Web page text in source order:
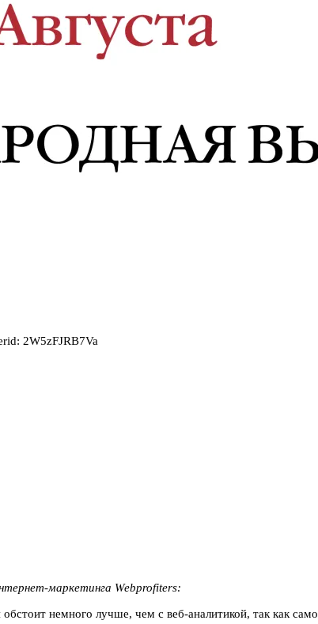
2W5zFJRB7Va
маркетинга Webprofiters:
немного лучше, чем с веб-аналитикой, так как само